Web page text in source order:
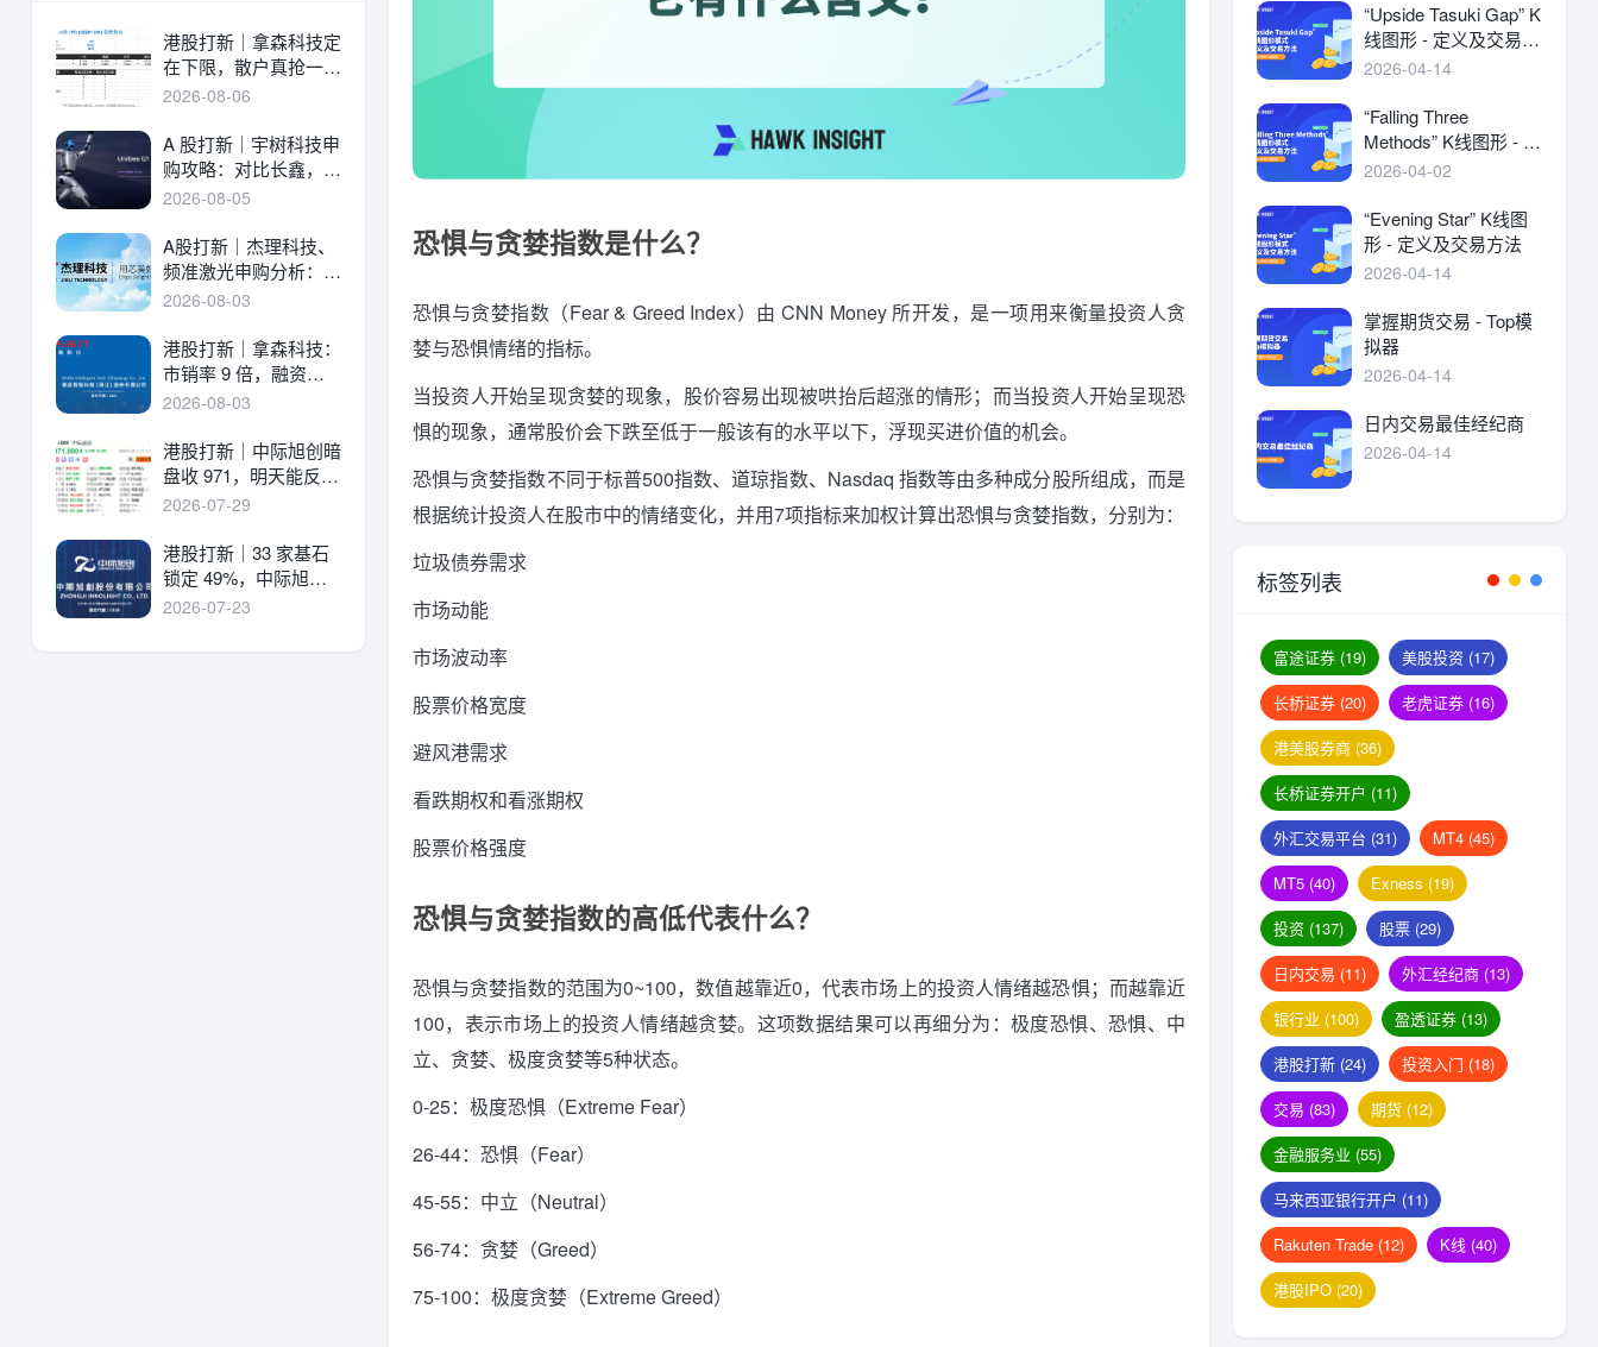
恐惧与贪婪指数是什么？
恐惧与贪婪指数（Fear & Greed Index）由 CNN Money 所开发，是一项用来衡量投资人贪
婪与恐惧情绪的指标。
当投资人开始呈现贪婪的现象，股价容易出现被哄抬后超涨的情形；而当投资人开始呈现恐
惧的现象，通常股价会下跌至低于一般该有的水平以下，浮现买进价值的机会。
恐惧与贪婪指数不同于标普500指数、道琼指数、Nasdaq 指数等由多种成分股所组成，而是
根据统计投资人在股市中的情绪变化，并用7项指标来加权计算出恐惧与贪婪指数，分别为：
垃圾债券需求
市场动能
市场波动率
股票价格宽度
避风港需求
看跌期权和看涨期权
股票价格强度
恐惧与贪婪指数的高低代表什么？
恐惧与贪婪指数的范围为0~100，数值越靠近0，代表市场上的投资人情绪越恐惧；而越靠近
100，表示市场上的投资人情绪越贪婪。这项数据结果可以再细分为：极度恐惧、恐惧、中
立、贪婪、极度贪婪等5种状态。
0-25：极度恐惧（Extreme Fear）
26-44：恐惧（Fear）
45-55：中立（Neutral）
56-74：贪婪（Greed）
75-100：极度贪婪（Extreme Greed）
港股打新｜拿森科技定
在下限，散户真抢一
手！
2026-08-06
A 股打新｜宇树科技申
购攻略：对比长鑫，一
文讲透中签率与A港差
2026-08-05
A股打新｜杰理科技、
频准激光申购分析：估
值、中签率与资金方案
2026-08-03
港股打新｜拿森科技：
市销率 9 倍，融资溢
价 30%，能打吗？
2026-08-03
港股打新｜中际旭创暗
盘收 971，明天能反弹
吗？
2026-07-29
港股打新｜33 家基石
锁定 49%，中际旭创
详细申购分析！
2026-07-23
“Upside Tasuki Gap” K
线图形 - 定义及交易方
法
2026-04-14
“Falling Three
Methods” K线图形 - 定
义及交易方法
2026-04-02
“Evening Star” K线图
形 - 定义及交易方法
2026-04-14
掌握期货交易 - Top模
拟器
2026-04-14
日内交易最佳经纪商
2026-04-14
标签列表
富途证券 (19) 美股投资 (17)
长桥证券 (20) 老虎证券 (16)
港美股券商 (36)
长桥证券开户 (11)
外汇交易平台 (31) MT4 (45)
MT5 (40) Exness (19)
投资 (137) 股票 (29)
日内交易 (11) 外汇经纪商 (13)
银行业 (100) 盈透证券 (13)
港股打新 (24) 投资入门 (18)
交易 (83) 期货 (12)
金融服务业 (55)
马来西亚银行开户 (11)
Rakuten Trade (12) K线 (40)
港股IPO (20)